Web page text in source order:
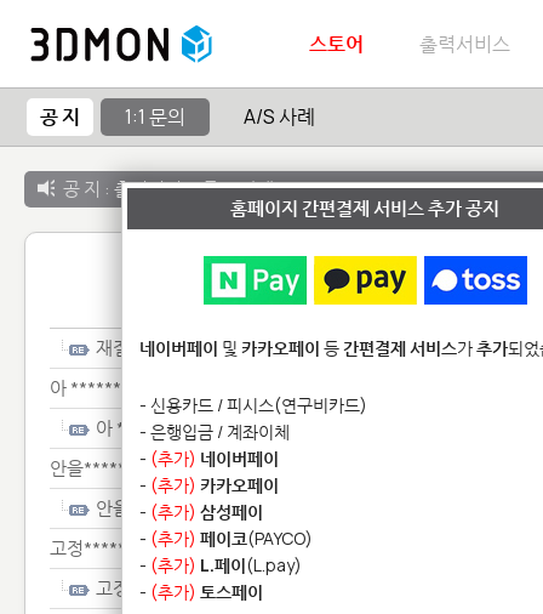
스토어 출력서비스
공 지 1:1 문의 A/S 사례
공 지 : 출력서비스 종료 안내
1:1 문
재질*******
아 *************
아 *************
안을**********************************
안을**********************************
고정***************************
고정***************************
홈페이지 간편결제 서비스 추가 공지
네이버페이 및 카카오페이 등간편결제 서비스가추가되
- 신용카드 / 피시스(연구비카드)
- 은행입금 / 계좌이체
- (추가) 네이버페이
- (추가) 카카오페이
- (추가) 삼성페이
- (추가) 페이코(PAYCO)
- (추가) L.페이(L.pay)
- (추가) 토스페이